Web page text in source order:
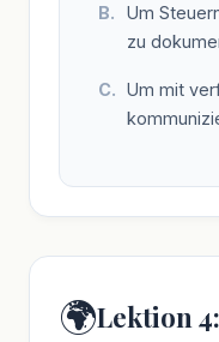
Um
zu
Um mit
🌍Lektion